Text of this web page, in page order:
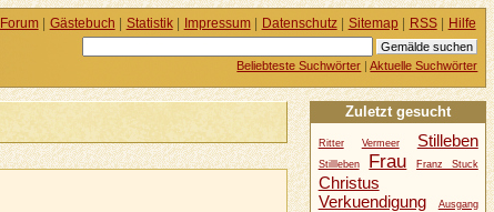
Forum| Gästebuch | Statistik| Impressum| Datenschutz| Sitemap| RSS| Hilfe
Beliebteste Suchwörter |Aktuelle Suchwörter
Zuletzt gesucht
Ritter Vermeer Stilleben
Stillleben Frau Franz Stuck
Christus
Verkuendigung
Ausgang